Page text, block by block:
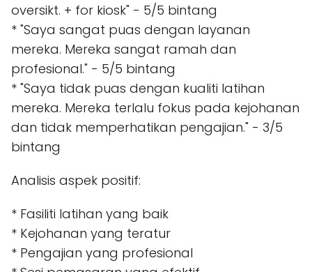
oversikt. + for kiosk" - 5/5 bintang
* "Saya sangat puas dengan layanan
mereka. Mereka sangat ramah dan
profesional." - 5/5 bintang
* "Saya tidak puas dengan kualiti latihan
mereka. Mereka terlalu fokus pada kejohanan
dan tidak memperhatikan pengajian." - 3/5
bintang
Analisis aspek positif:
* Fasiliti latihan yang baik
* Kejohanan yang teratur
* Pengajian yang profesional